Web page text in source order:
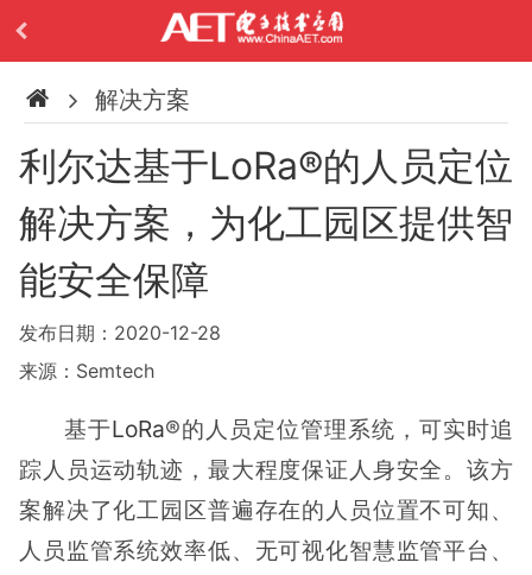
解决方案
利尔达基于LoRa®的人员定位
解决方案，为化工园区提供智
能安全保障
发布日期：2020-12-28
来源：Semtech
基于LoRa®的人员定位管理系统，可实时追
踪人员运动轨迹，最大程度保证人身安全。该方
案解决了化工园区普遍存在的人员位置不可知、
人员监管系统效率低、无可视化智慧监管平台、